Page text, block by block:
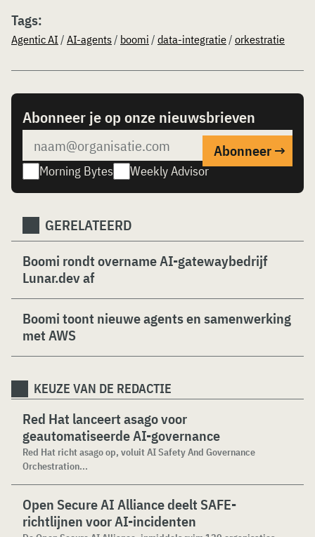
Tags:
Agentic AI / AI-agents/ boomi / data-integratie/ orkestratie
Abonneer je op onze nieuwsbrieven
Morning Bytes Weekly Advisor
GERELATEERD
Boomi rondt overname AI-gatewaybedrijf
Lunar.dev af
Boomi toont nieuwe agents en samenwerking
met AWS
KEUZE VAN DE REDACTIE
Red Hat lanceert asago voor
geautomatiseerde AI-governance
Red Hat richt asago op, voluit AI Safety And Governance
Orchestration...
Open Secure AI Alliance deelt SAFE-
richtlijnen voor AI-incidenten